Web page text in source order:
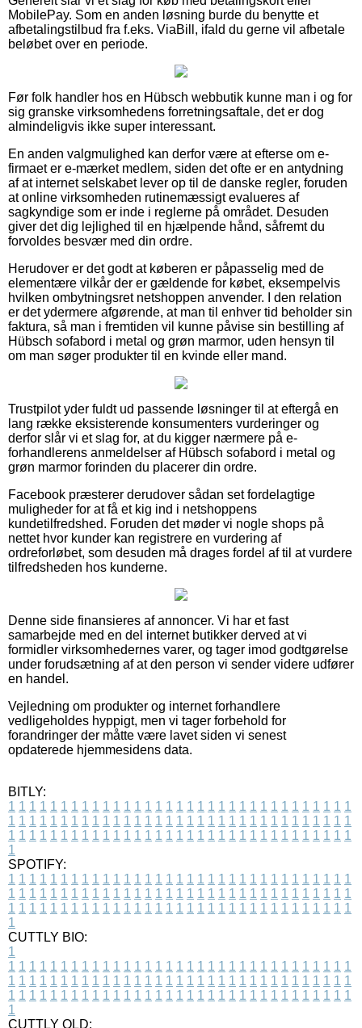
MobilePay. Som en anden løsning burde du benytte et
afbetalingstilbud fra f.eks. ViaBill, ifald du gerne vil afbetale
beløbet over en periode.
Før folk handler hos en Hübsch webbutik kunne man i og for
sig granske virksomhedens forretningsaftale, det er dog
almindeligvis ikke super interessant.
En anden valgmulighed kan derfor være at efterse om e-
firmaet er e-mærket medlem, siden det ofte er en antydning
af at internet selskabet lever op til de danske regler, foruden
at online virksomheden rutinemæssigt evalueres af
sagkyndige som er inde i reglerne på området. Desuden
giver det dig lejlighed til en hjælpende hånd, såfremt du
forvoldes besvær med din ordre.
Herudover er det godt at køberen er påpasselig med de
elementære vilkår der er gældende for købet, eksempelvis
hvilken ombytningsret netshoppen anvender. I den relation
er det ydermere afgørende, at man til enhver tid beholder sin
faktura, så man i fremtiden vil kunne påvise sin bestilling af
Hübsch sofabord i metal og grøn marmor, uden hensyn til
om man søger produkter til en kvinde eller mand.
Trustpilot yder fuldt ud passende løsninger til at eftergå en
lang række eksisterende konsumenters vurderinger og
derfor slår vi et slag for, at du kigger nærmere på e-
forhandlerens anmeldelser af Hübsch sofabord i metal og
grøn marmor forinden du placerer din ordre.
Facebook præsterer derudover sådan set fordelagtige
muligheder for at få et kig ind i netshoppens
kundetilfredshed. Foruden det møder vi nogle shops på
nettet hvor kunder kan registrere en vurdering af
ordreforløbet, som desuden må drages fordel af til at vurdere
tilfredsheden hos kunderne.
Denne side finansieres af annoncer. Vi har et fast
samarbejde med en del internet butikker derved at vi
formidler virksomhedernes varer, og tager imod godtgørelse
under forudsætning af at den person vi sender videre udfører
en handel.
Vejledning om produkter og internet forhandlere
vedligeholdes hyppigt, men vi tager forbehold for
forandringer der måtte være lavet siden vi senest
opdaterede hjemmesidens data.
BITLY:
1 1 1 1 1 1 1 1 1 1 1 1 1 1 1 1 1 1 1 1 1 1 1 1 1 1 1 1 1 1 1 1 1
1 1 1 1 1 1 1 1 1 1 1 1 1 1 1 1 1 1 1 1 1 1 1 1 1 1 1 1 1 1 1 1 1
1 1 1 1 1 1 1 1 1 1 1 1 1 1 1 1 1 1 1 1 1 1 1 1 1 1 1 1 1 1 1 1 1
1
SPOTIFY:
1 1 1 1 1 1 1 1 1 1 1 1 1 1 1 1 1 1 1 1 1 1 1 1 1 1 1 1 1 1 1 1 1
1 1 1 1 1 1 1 1 1 1 1 1 1 1 1 1 1 1 1 1 1 1 1 1 1 1 1 1 1 1 1 1 1
1 1 1 1 1 1 1 1 1 1 1 1 1 1 1 1 1 1 1 1 1 1 1 1 1 1 1 1 1 1 1 1 1
1
CUTTLY BIO:
1
1 1 1 1 1 1 1 1 1 1 1 1 1 1 1 1 1 1 1 1 1 1 1 1 1 1 1 1 1 1 1 1 1
1 1 1 1 1 1 1 1 1 1 1 1 1 1 1 1 1 1 1 1 1 1 1 1 1 1 1 1 1 1 1 1 1
1 1 1 1 1 1 1 1 1 1 1 1 1 1 1 1 1 1 1 1 1 1 1 1 1 1 1 1 1 1 1 1 1
1
CUTTLY OLD: